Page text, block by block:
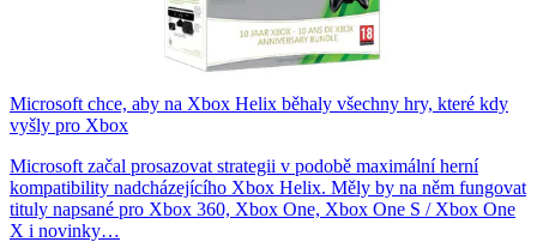
Microsoft chce, aby na Xbox Helix běhaly všechny hry, které kdy
vyšly pro Xbox
Microsoft začal prosazovat strategii v podobě maximální herní
kompatibility nadcházejícího Xbox Helix. Měly by na něm fungovat
tituly napsané pro Xbox 360, Xbox One, Xbox One S / Xbox One
X i novinky…